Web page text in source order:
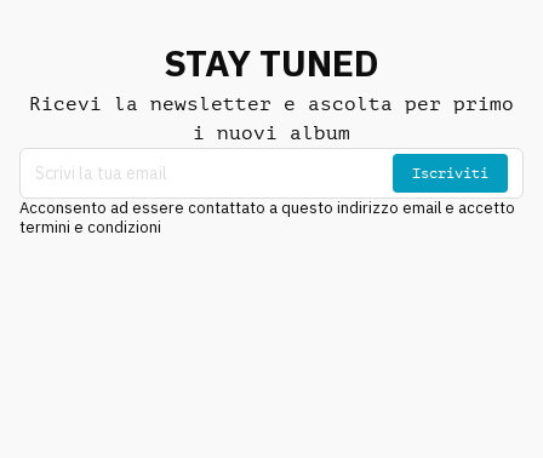
STAY TUNED
Ricevi la newsletter e ascolta per primo
i nuovi album
Iscriviti
Acconsento ad essere contattato a questo indirizzo email e accetto
termini e condizioni